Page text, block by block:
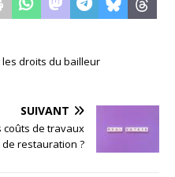
droits du bailleur
SUIVANT
coûts de travaux
de restauration ?